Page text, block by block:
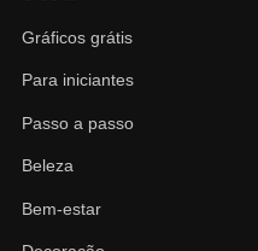
Gráficos grátis
Para iniciantes
Passo a passo
Beleza
Bem-estar